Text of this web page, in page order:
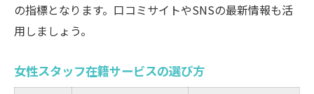
の指標となります。口コミサイトやSNSの最新情報も活
用しましょう。
女性スタッフ在籍サービスの選び方